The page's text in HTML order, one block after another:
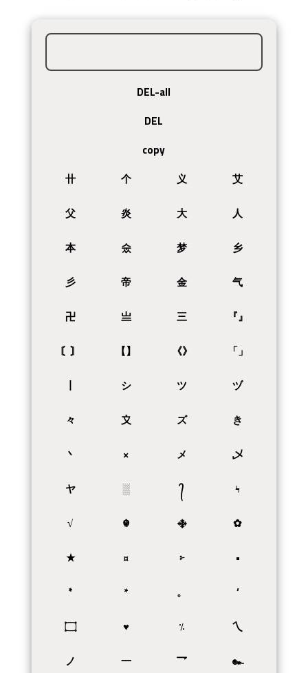
DEL-all
DEL
copy
卄
个 义
艾
父
炎 大
人
本
숬 梦
乡
彡
帝 金
气
卍
亗 三
『』
〘〙
【】 《》
「」
丨
シ ツ
ヅ
々
〩 ズ
き
丶
× メ
乄
ヤ
░ ᭄
ϟ
√
☬ ࿇
✿
★
¤ ፦
•
*
٭ 。
‘
۝
♥ ٪
乀
ノ
一 乛 ๛